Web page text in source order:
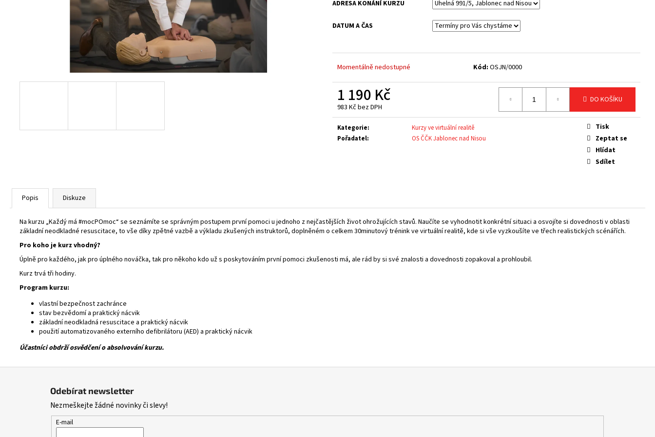
ADRESA KONÁNÍ KURZU
DATUM A ČAS
Momentálně nedostupné Kód: OSJN/0000
1 190 Kč
983 Kč bez DPH
Měrná
cena:
DO KOŠÍKU
Kategorie:
Kurzy ve virtuální realitě
Pořadatel: OS ČČK Jablonec nad Nisou
Tisk
Zeptat se
Hlídat
Sdílet
Popis Diskuze
Na kurzu „Každý má #mocPOmoc“ se seznámíte se správným postupem první pomoci u jednoho z nejčastějších život ohrožujících stavů. Naučíte se vyhodnotit konkrétní situaci a osvojíte si dovednosti v oblasti
základní neodkladné resuscitace, to vše díky zpětné vazbě a výkladu zkušených instruktorů, doplněném o celkem 30minutový trénink ve virtuální realitě, kde si vše vyzkoušíte ve třech realistických scénářích.
Pro koho je kurz vhodný?
Úplně pro každého, jak pro úplného nováčka, tak pro někoho kdo už s poskytováním první pomoci zkušenosti má, ale rád by si své znalosti a dovednosti zopakoval a prohloubil.
Kurz trvá tři hodiny.
Program kurzu:
vlastní bezpečnost zachránce
stav bezvědomí a praktický nácvik
základní neodkladná resuscitace a praktický nácvik
použití automatizovaného externího defibrilátoru (AED) a praktický nácvik
Účastníci obdrží osvědčení o absolvování kurzu.
Odebírat newsletter
Nezmeškejte žádné novinky či slevy!
E-mail